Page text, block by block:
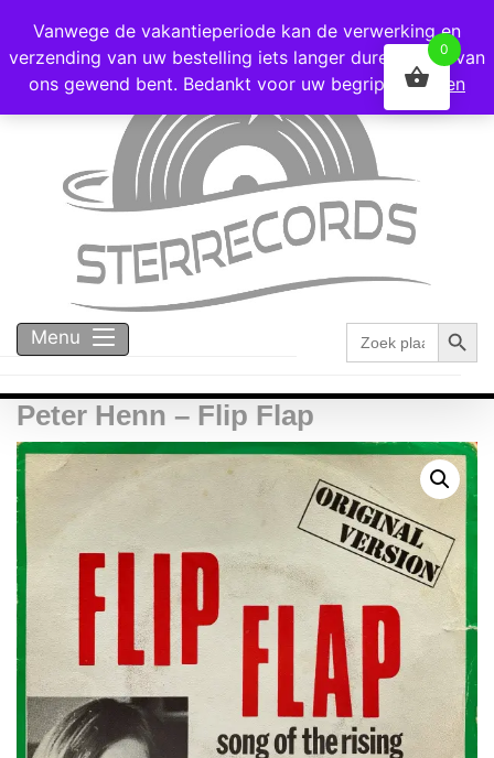
Voor 16:00 besteld = vandaag verzonden!
Menu
Zoek
naar:
Peter Henn – Flip Flap
Vanwege de vakantieperiode kan de verwerking en
verzending van uw bestelling iets langer duren dan u van
ons gewend bent. Bedankt voor uw begrip!
Negeren
0